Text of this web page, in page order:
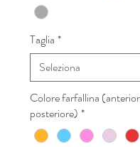
Taglia *
Colore farfallina
posteriore) *